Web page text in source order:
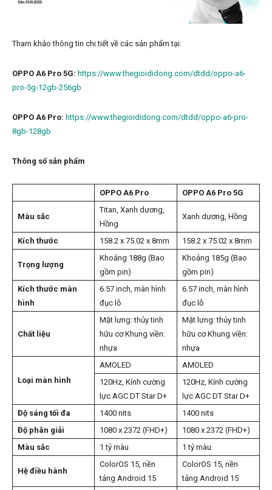
Tham khảo thông tin chi tiết về các sản phẩm tại:
OPPO A6 Pro 5G: https://www.thegioididong.com/dtdd/oppo-a6-
pro-5g-12gb-256gb
OPPO A6 Pro: https://www.thegioididong.com/dtdd/oppo-a6-pro-
8gb-128gb
Thông số sản phẩm
OPPO A6 Pro OPPO A6 Pro 5G
Màu sắc
Titan, Xanh dương,
Hồng
Xanh dương, Hồng
Kích thước 158.2 x 75.02 x 8mm 158.2 x 75.02 x 8mm
Trọng lượng
Khoảng 188g (Bao
gồm pin)
Khoảng 185g (Bao
gồm pin)
Kích thước màn
hình
6.57 inch, màn hình
đục lỗ
6.57 inch, màn hình
đục lỗ
Chất liệu
Mặt lưng: thủy tinh
hữu cơ Khung viền:
nhựa
Mặt lưng: thủy tinh
hữu cơ Khung viền:
nhựa
Loại màn hình
AMOLED
AMOLED
120Hz, Kính cường
lực AGC DT Star D+
120Hz, Kính cường
lực AGC DT Star D+
Độ sáng tối đa
1400 nits
1400 nits
Độ phân giải
1080 x 2372 (FHD+)
1080 x 2372 (FHD+)
Màu sắc
1 tỷ màu 1 tỷ màu
Hệ điều hành
ColorOS 15, nền
tảng Android 15
ColorOS 15, nền
tảng Android 15